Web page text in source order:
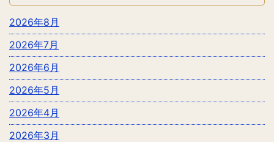
2026年8月
2026年7月
2026年6月
2026年5月
2026年4月
2026年3月